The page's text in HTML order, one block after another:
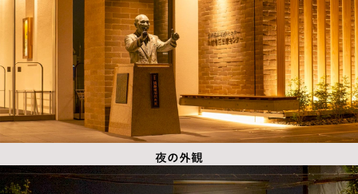
夜の外観